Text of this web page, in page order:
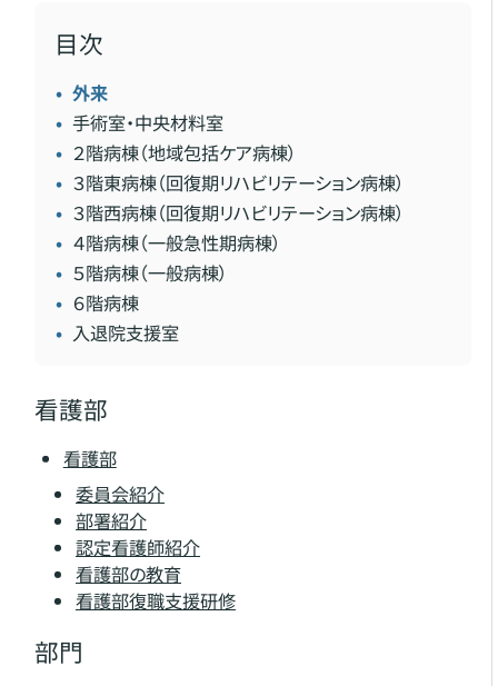
目次
外来
手術室・中央材料室
２階病棟（地域包括ケア病棟）
３階東病棟（回復期リハビリテーション病棟）
３階西病棟（回復期リハビリテーション病棟）
４階病棟（一般急性期病棟）
５階病棟（一般病棟）
６階病棟
入退院支援室
看護部
看護部
委員会紹介
部署紹介
認定看護師紹介
看護部の教育
看護部復職支援研修
部門